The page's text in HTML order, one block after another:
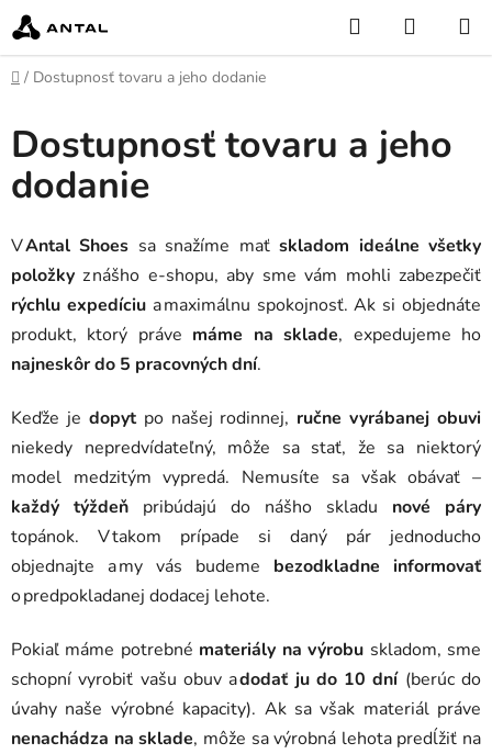
Prejsť
na
obsah
Hľadať
KOŠÍK
Domov
/ Dostupnosť tovaru a jeho dodanie
Dostupnosť tovaru a jeho
dodanie
VAntal Shoes sa snažíme maťskladom ideálne všetky
položky z nášho e‑shopu, aby sme vám mohli zabezpečiť
rýchlu expedíciua maximálnu spokojnosť. Ak si objednáte
produkt, ktorý práve máme na sklade, expedujeme ho
najneskôr do 5 pracovných dní.
Keďže je dopytpo našej rodinnej, ručne vyrábanej obuvi
niekedy nepredvídateľný, môže sa stať, že sa niektorý
model medzitým vypredá. Nemusíte sa však obávať –
každý týždeň pribúdajú do nášho skladu nové páry
topánok. V takom prípade si daný pár jednoducho
objednajte a my vás budeme bezodkladne informovať
o predpokladanej dodacej lehote.
Pokiaľ máme potrebné materiály na výrobu skladom, sme
schopní vyrobiť vašu obuv adodať ju do 10 dní(berúc do
úvahy naše výrobné kapacity). Ak sa však materiál práve
nenachádza na sklade, môže sa výrobná lehota predĺžiť na